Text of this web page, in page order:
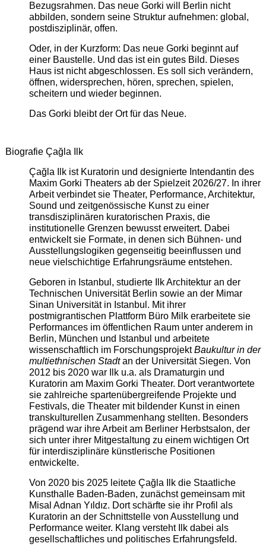
Bezugsrahmen. Das neue Gorki will Berlin nicht
abbilden, sondern seine Struktur aufnehmen: global,
postdisziplinär, offen.
Oder, in der Kurzform: Das neue Gorki beginnt auf
einer Baustelle. Und das ist ein gutes Bild. Dieses
Haus ist nicht abgeschlossen. Es soll sich verändern,
öffnen, widersprechen, hören, sprechen, spielen,
scheitern und wieder beginnen.
Das Gorki bleibt der Ort für das Neue.
Biografie Çağla Ilk
Çağla Ilk ist Kuratorin und designierte Intendantin des
Maxim Gorki Theaters ab der Spielzeit 2026/27. In ihrer
Arbeit verbindet sie Theater, Performance, Architektur,
Sound und zeitgenössische Kunst zu einer
transdisziplinären kuratorischen Praxis, die
institutionelle Grenzen bewusst erweitert. Dabei
entwickelt sie Formate, in denen sich Bühnen- und
Ausstellungslogiken gegenseitig beeinflussen und
neue vielschichtige Erfahrungsräume entstehen.
Geboren in Istanbul, studierte Ilk Architektur an der
Technischen Universität Berlin sowie an der Mimar
Sinan Universität in Istanbul. Mit ihrer
postmigrantischen Plattform Büro Milk erarbeitete sie
Performances im öffentlichen Raum unter anderem in
Berlin, München und Istanbul und arbeitete
wissenschaftlich im ForschungsprojektBaukultur in der
multiethnischen Stadtan der Universität Siegen. Von
2012 bis 2020 war Ilk u.a. als Dramaturgin und
Kuratorin am Maxim Gorki Theater. Dort verantwortete
sie zahlreiche spartenübergreifende Projekte und
Festivals, die Theater mit bildender Kunst in einen
transkulturellen Zusammenhang stellten. Besonders
prägend war ihre Arbeit am Berliner Herbstsalon, der
sich unter ihrer Mitgestaltung zu einem wichtigen Ort
für interdisziplinäre künstlerische Positionen
entwickelte.
Von 2020 bis 2025 leitete Çağla Ilk die Staatliche
Kunsthalle Baden-Baden, zunächst gemeinsam mit
Misal Adnan Yıldız. Dort schärfte sie ihr Profil als
Kuratorin an der Schnittstelle von Ausstellung und
Performance weiter. Klang versteht Ilk dabei als
gesellschaftliches und politisches Erfahrungsfeld.